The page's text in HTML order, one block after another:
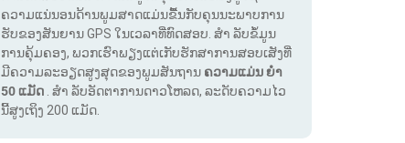
ຄວາມແນ່ນອນດ້ານພູມສາດແມ່ນຂື້ນກັບຄຸນນະພາບການ
ຮັບຂອງສັນຍານ GPS ໃນເວລາທີ່ທົດສອບ. ສຳ ລັບຂໍ້ມູນ
ການຄຸ້ມຄອງ, ພວກເຮົາພຽງແຕ່ເກັບຮັກສາການສອບເສັງທີ່
ມີຄວາມລະອຽດສູງສຸດຂອງພູມສັນຖານ ຄວາມແມ່ນ ຍຳ
50 ແມັດ . ສຳ ລັບອັດຕາການດາວໂຫລດ, ລະດັບຄວາມໄວ
ນີ້ສູງເຖິງ 200 ແມັດ.